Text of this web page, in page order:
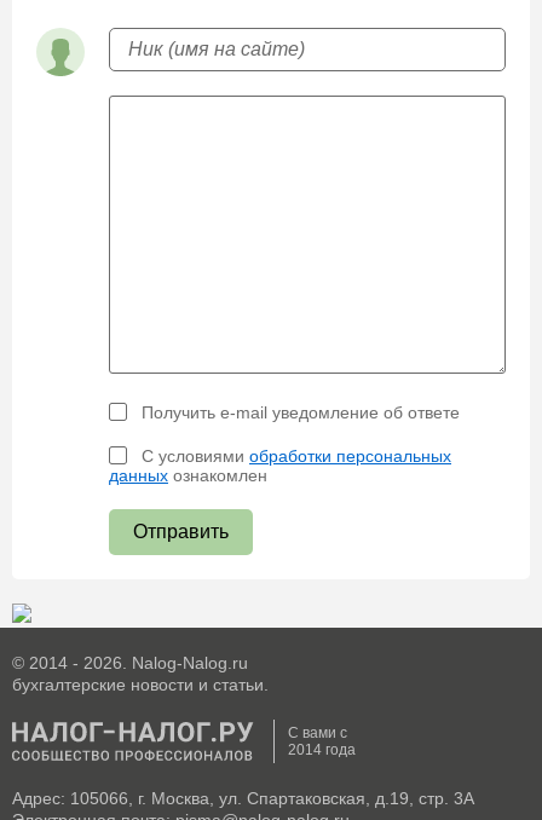
Получить e-mail уведомление об ответе
С условиями обработки персональных
данных ознакомлен
Отправить
© 2014 - 2026. Nalog-Nalog.ru
бухгалтерские новости и статьи.
С вами с
2014 года
Адрес: 105066, г. Москва, ул. Спартаковская, д.19, стр. 3А